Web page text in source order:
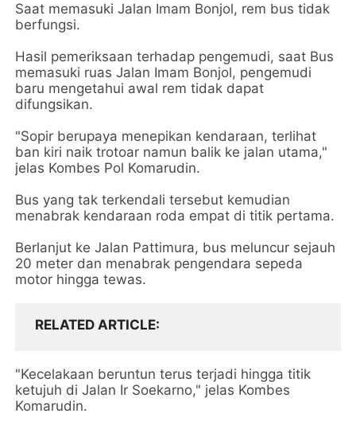
Saat memasuki Jalan Imam Bonjol, rem bus tidak
berfungsi.
Hasil pemeriksaan terhadap pengemudi, saat Bus
memasuki ruas Jalan Imam Bonjol, pengemudi
baru mengetahui awal rem tidak dapat
difungsikan.
"Sopir berupaya menepikan kendaraan, terlihat
ban kiri naik trotoar namun balik ke jalan utama,"
jelas Kombes Pol Komarudin.
Bus yang tak terkendali tersebut kemudian
menabrak kendaraan roda empat di titik pertama.
Berlanjut ke Jalan Pattimura, bus meluncur sejauh
20 meter dan menabrak pengendara sepeda
motor hingga tewas.
RELATED ARTICLE
"Kecelakaan beruntun terus terjadi hingga titik
ketujuh di Jalan Ir Soekarno," jelas Kombes
Komarudin.